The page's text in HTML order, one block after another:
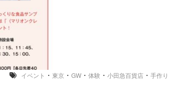
イ
イベント ・ 東京 ・ GW ・ 体験 ・ 小田急百貨店 ・ 手作り